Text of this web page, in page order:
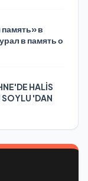
в
в память о
HALİS
'DAN